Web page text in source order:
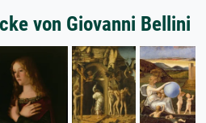
von Giovanni Bellini